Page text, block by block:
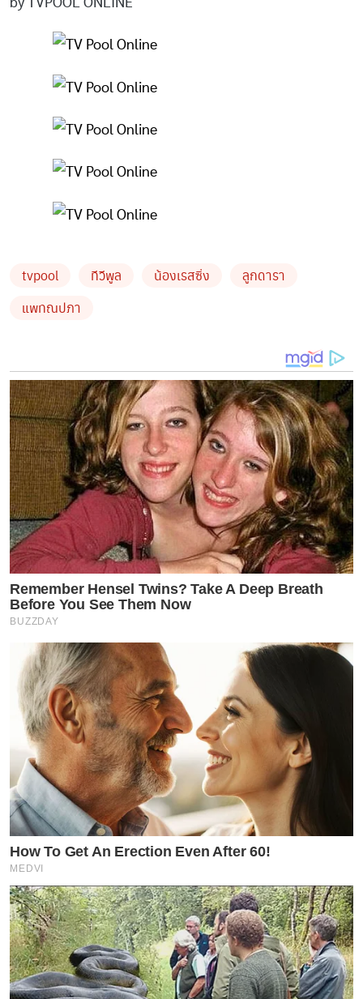
tvpool ทีวีพูล น้องเรสซิ่ง
ลูกดารา
แพทณปภา
Remember Hensel Twins? Take A Deep Breath
Before You See Them Now
BUZZDAY
How To Get An Erection Even After 60!
MEDVI